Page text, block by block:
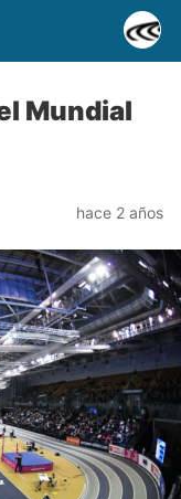
Mundial
hace 2 años